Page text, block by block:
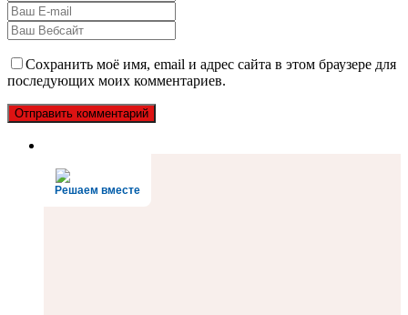
Сохранить моё имя, email и адрес сайта в этом браузере для
последующих моих комментариев.
Решаем вместе